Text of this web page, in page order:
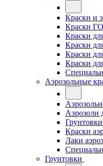
Краски и
Краски
Краски
Краски
Краски
Краски
Аэрозольные
Аэрозоли
Краски
Лаки
Грунтовки